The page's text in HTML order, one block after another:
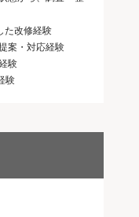
た改修経験
案・対応経験
験
験